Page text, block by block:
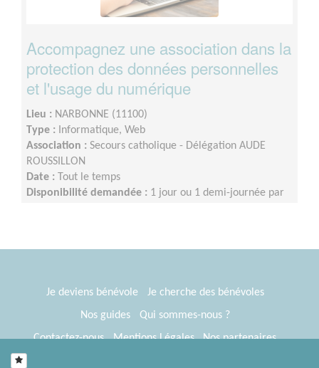
Accompagnez une association dans la
protection des données personnelles
et l'usage du numérique
Lieu : NARBONNE (11100)
Type :
Informatique, Web
Association : Secours catholique - Délégation AUDE
ROUSSILLON
Date :
Tout le temps
Disponibilité demandée : 1 jour ou 1 demi-journée par
Je deviens bénévole
Je cherche des bénévoles
Nos guides
Qui sommes-nous ?
Contactez-nous
Mentions Légales
Nos partenaires